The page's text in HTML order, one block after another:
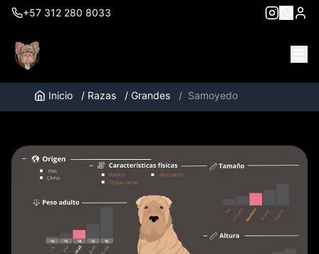
+57 312 280 8033
Inicio / Razas / Grandes / Samoyedo